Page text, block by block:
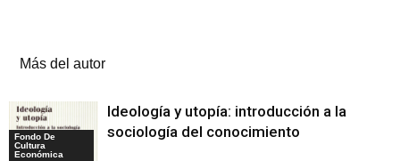
Más del autor
Fondo De
Cultura
Económica
Ideología y utopía: introducción a la
sociología del conocimiento